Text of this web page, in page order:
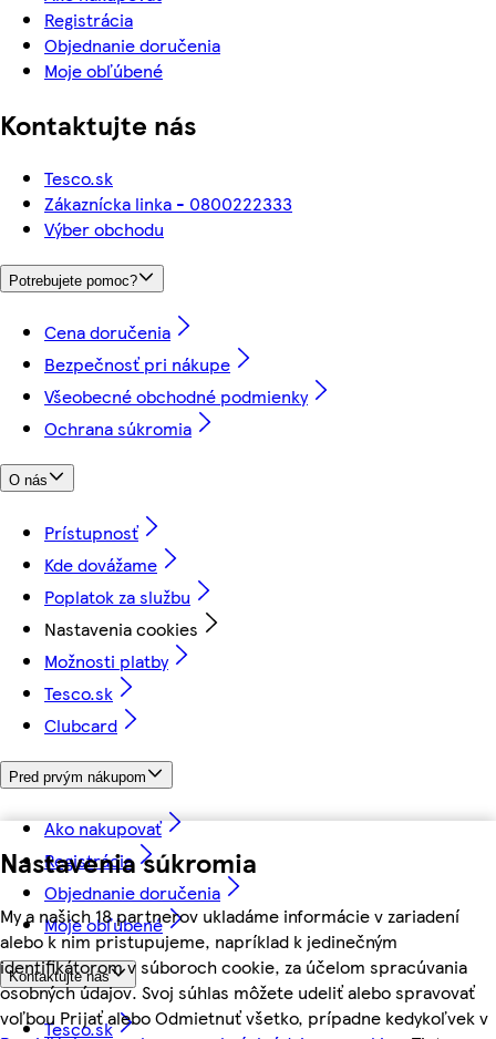
Nastavenia súkromia
My a našich 18 partnerov ukladáme informácie v zariadení
alebo k nim pristupujeme, napríklad k jedinečným
identifikátorom v súboroch cookie, za účelom spracúvania
osobných údajov. Svoj súhlas môžete udeliť alebo spravovať
voľbou Prijať alebo Odmietnuť všetko, prípadne kedykoľvek v
Registrácia
Objednanie doručenia
Moje obľúbené
Kontaktujte nás
Tesco.sk
Zákaznícka linka - 0800222333
Výber obchodu
Potrebujete pomoc?
Cena doručenia
Bezpečnosť pri nákupe
Všeobecné obchodné podmienky
Ochrana súkromia
O nás
Prístupnosť
Kde dovážame
Poplatok za službu
Nastavenia cookies
Možnosti platby
Tesco.sk
Clubcard
Pred prvým nákupom
Ako nakupovať
Registrácia
Objednanie doručenia
Moje obľúbené
Kontaktujte nás
Tesco.sk